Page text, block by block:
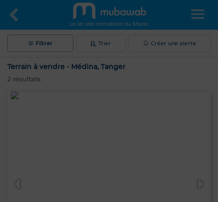
Le 1er site immobilier du Maroc
Filtrer Trier Créer une alerte
Terrain à vendre - Médina, Tanger
2 résultats